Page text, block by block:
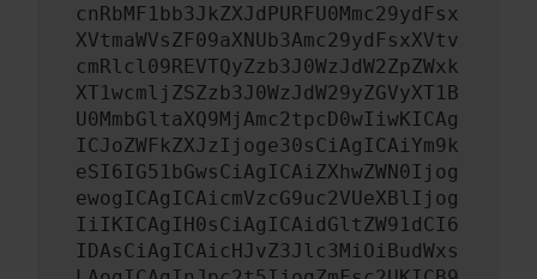
cnRbMF1bb3JkZXJdPURFU0Mmc29ydFsx
XVtmaWVsZF09aXNUb3Amc29ydFsxXVtv
cmRlcl09REVTQyZzb3J0WzJdW2ZpZWxk
XT1wcmljZSZzb3J0WzJdW29yZGVyXT1B
U0MmbGltaXQ9MjAmc2tpcD0wIiwKICAg
ICJoZWFkZXJzIjoge30sCiAgICAiYm9k
eSI6IG51bGwsCiAgICAiZXhwZWN0Ijog
ewogICAgICAicmVzcG9uc2VUeXBlIjog
IiIKICAgIH0sCiAgICAidGltZW91dCI6
IDAsCiAgICAicHJvZ3Jlc3MiOiBudWxs